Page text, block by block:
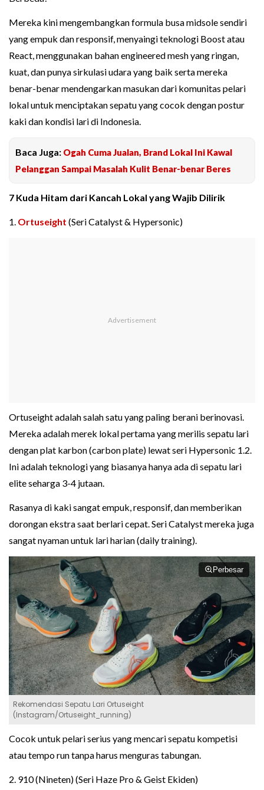
Mereka kini mengembangkan formula busa midsole sendiri
yang empuk dan responsif, menyaingi teknologi Boost atau
React, menggunakan bahan engineered mesh yang ringan,
kuat, dan punya sirkulasi udara yang baik serta mereka
benar-benar mendengarkan masukan dari komunitas pelari
lokal untuk menciptakan sepatu yang cocok dengan postur
kaki dan kondisi lari di Indonesia.
Baca Juga: Ogah Cuma Jualan, Brand Lokal Ini Kawal
Pelanggan Sampai Masalah Kulit Benar-benar Beres
7 Kuda Hitam dari Kancah Lokal yang Wajib Dilirik
1. Ortuseight (Seri Catalyst & Hypersonic)
Ortuseight adalah salah satu yang paling berani berinovasi.
Mereka adalah merek lokal pertama yang merilis sepatu lari
dengan plat karbon (carbon plate) lewat seri Hypersonic 1.2.
Ini adalah teknologi yang biasanya hanya ada di sepatu lari
elite seharga 3-4 jutaan.
Rasanya di kaki sangat empuk, responsif, dan memberikan
dorongan ekstra saat berlari cepat. Seri Catalyst mereka juga
sangat nyaman untuk lari harian (daily training).
Perbesar
Rekomendasi Sepatu Lari Ortuseight
(Instagram/Ortuseight_running)
Cocok untuk pelari serius yang mencari sepatu kompetisi
atau tempo run tanpa harus menguras tabungan.
2. 910 (Nineten) (Seri Haze Pro & Geist Ekiden)